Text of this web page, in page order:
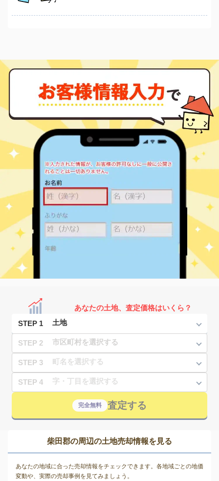
あなたの土地、査定価格はいくら？
STEP 1
STEP 2
STEP 3
STEP 4
完全無料 査定する
柴田郡の周辺の土地売却情報を見る
あなたの地域に合った売却情報をチェックできます。各地域ごとの地価
変動や、実際の売却事例を見てみましょう。